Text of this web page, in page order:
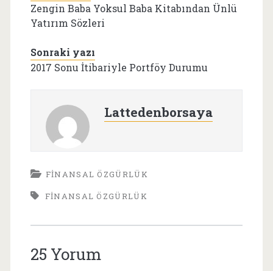
Zengin Baba Yoksul Baba Kitabından Ünlü
Yatırım Sözleri
Sonraki yazı
2017 Sonu İtibariyle Portföy Durumu
Lattedenborsaya
FINANSAL ÖZGÜRLÜK
FINANSAL ÖZGÜRLÜK
25 Yorum